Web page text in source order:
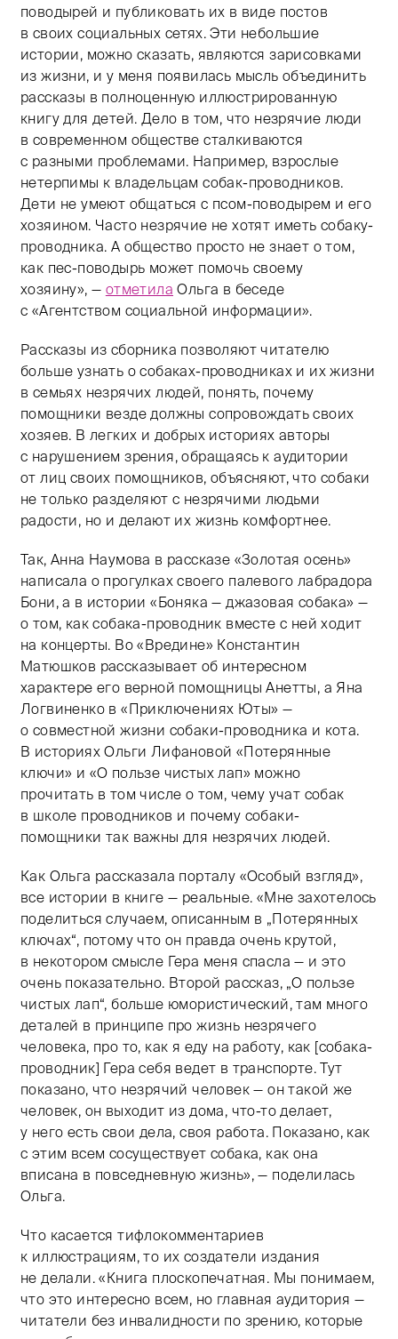
поводырей и публиковать их в виде постов
в своих социальных сетях. Эти небольшие
истории, можно сказать, являются зарисовками
из жизни, и у меня появилась мысль объединить
рассказы в полноценную иллюстрированную
книгу для детей. Дело в том, что незрячие люди
в современном обществе сталкиваются
с разными проблемами. Например, взрослые
нетерпимы к владельцам собак-проводников.
Дети не умеют общаться с псом-поводырем и его
хозяином. Часто незрячие не хотят иметь собаку-
проводника. А общество просто не знает о том,
как пес-поводырь может помочь своему
хозяину», — отметила Ольга в беседе
с «Агентством социальной информации».
Рассказы из сборника позволяют читателю
больше узнать о собаках-проводниках и их жизни
в семьях незрячих людей, понять, почему
помощники везде должны сопровождать своих
хозяев. В легких и добрых историях авторы
с нарушением зрения, обращаясь к аудитории
от лиц своих помощников, объясняют, что собаки
не только разделяют с незрячими людьми
радости, но и делают их жизнь комфортнее.
Так, Анна Наумова в рассказе «Золотая осень»
написала о прогулках своего палевого лабрадора
Бони, а в истории «Боняка — джазовая собака» —
о том, как собака-проводник вместе с ней ходит
на концерты. Во «Вредине» Константин
Матюшков рассказывает об интересном
характере его верной помощницы Анетты, а Яна
Логвиненко в «Приключениях Юты» —
о совместной жизни собаки-проводника и кота.
В историях Ольги Лифановой «Потерянные
ключи» и «О пользе чистых лап» можно
прочитать в том числе о том, чему учат собак
в школе проводников и почему собаки-
помощники так важны для незрячих людей.
Как Ольга рассказала порталу «Особый взгляд»,
все истории в книге — реальные. «Мне захотелось
поделиться случаем, описанным в „Потерянных
ключах“, потому что он правда очень крутой,
в некотором смысле Гера меня спасла — и это
очень показательно. Второй рассказ, „О пользе
чистых лап“, больше юмористический, там много
деталей в принципе про жизнь незрячего
человека, про то, как я еду на работу, как [собака-
проводник] Гера себя ведет в транспорте. Тут
показано, что незрячий человек — он такой же
человек, он выходит из дома, что-то делает,
у него есть свои дела, своя работа. Показано, как
с этим всем сосуществует собака, как она
вписана в повседневную жизнь», — поделилась
Ольга.
Что касается тифлокомментариев
к иллюстрациям, то их создатели издания
не делали. «Книга плоскопечатная. Мы понимаем,
что это интересно всем, но главная аудитория —
читатели без инвалидности по зрению, которые